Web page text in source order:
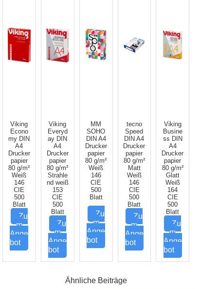
Viking
Econo
my DIN
A4
Drucker
papier
80 g/m²
Weiß
146
CIE
500
Blatt
Zu
m
Ange
bot
Viking
Everyd
ay DIN
A4
Drucker
papier
80 g/m²
Strahle
nd weiß
153
CIE
500
Blatt
Zu
m
Ange
bot
MM
SOHO
DIN A4
Drucker
papier
80 g/m²
Weiß
146
CIE
500
Blatt
Zu
m
Ange
bot
tecno
Speed
DIN A4
Drucker
papier
80 g/m²
Matt
Weiß
146
CIE
500
Blatt
Zu
m
Ange
bot
Viking
Busine
ss DIN
A4
Drucker
papier
80 g/m²
Glatt
Weiß
164
CIE
500
Blatt
Zu
m
Ange
bot
Ähnliche Beiträge